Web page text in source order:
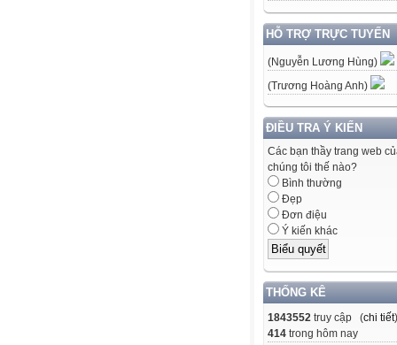
HỖ TRỢ TRỰC TUYẾN
(Nguyễn Lương Hùng)
(Trương Hoàng Anh)
ĐIỀU TRA Ý KIẾN
Các bạn thầy trang web
chúng tôi thế nào?
Bình thường
Đẹp
Đơn điệu
Ý kiến khác
THỐNG KÊ
1843552 truy cập (chi tiết)
414 trong hôm nay